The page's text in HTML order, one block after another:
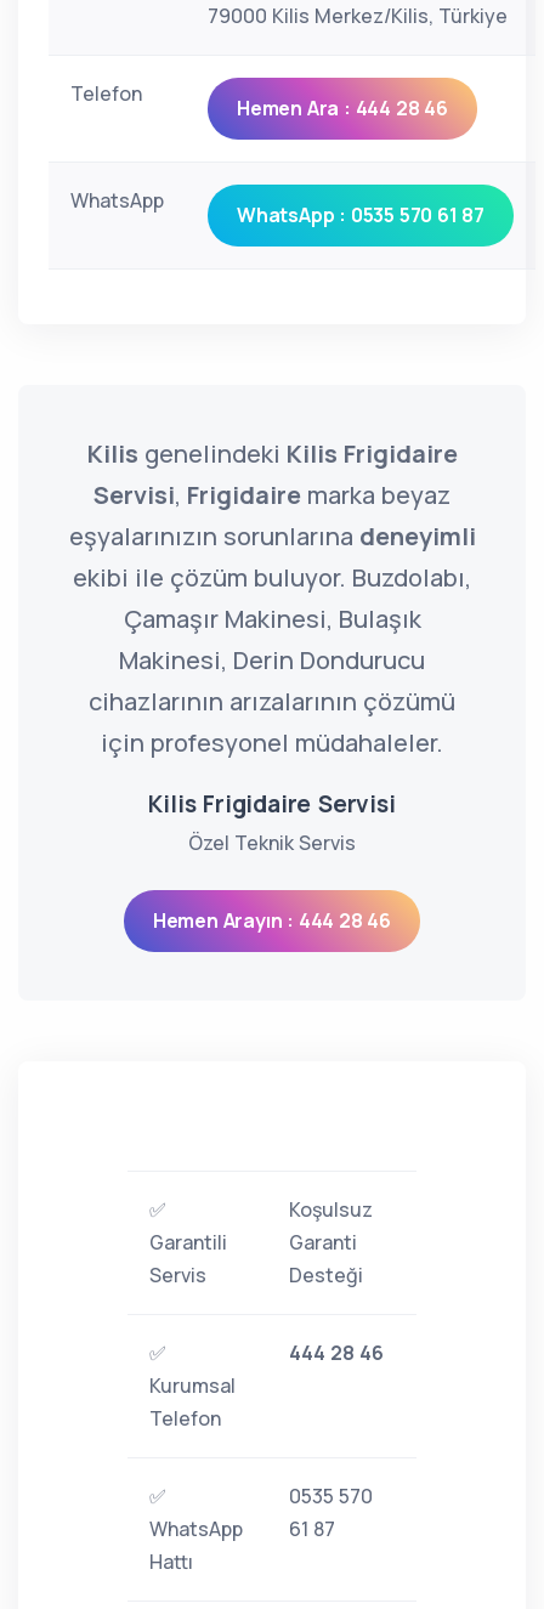
79000 Kilis Merkez/Kilis, Türkiye
Telefon
Hemen Ara : 444 28 46
WhatsApp
WhatsApp : 0535 570 61 87
Kilis genelindeki Kilis Frigidaire
Servisi, Frigidaire marka beyaz
eşyalarınızın sorunlarına deneyimli
ekibi ile çözüm buluyor. Buzdolabı,
Çamaşır Makinesi, Bulaşık
Makinesi, Derin Dondurucu
cihazlarının arızalarının çözümü
için profesyonel müdahaleler.
Kilis Frigidaire Servisi
Özel Teknik Servis
Hemen Arayın : 444 28 46
✅
Garantili
Servis
Koşulsuz
Garanti
Desteği
✅
Kurumsal
Telefon
444 28 46
✅
WhatsApp
Hattı
0535 570
61 87